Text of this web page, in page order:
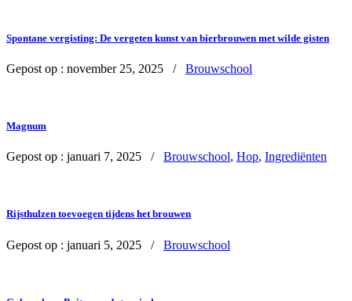
Spontane vergisting: De vergeten kunst van bierbrouwen met wilde gisten
Gepost op : november 25, 2025 / Brouwschool
Magnum
Gepost op : januari 7, 2025 / Brouwschool, Hop, Ingrediënten
Rijsthulzen toevoegen tijdens het brouwen
Gepost op : januari 5, 2025 / Brouwschool